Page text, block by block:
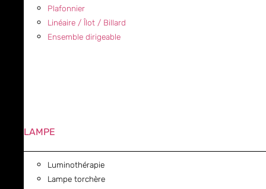
Plafonnier
Linéaire / Îlot / Billard
Ensemble dirigeable
LAMPE
Luminothérapie
Lampe torchère